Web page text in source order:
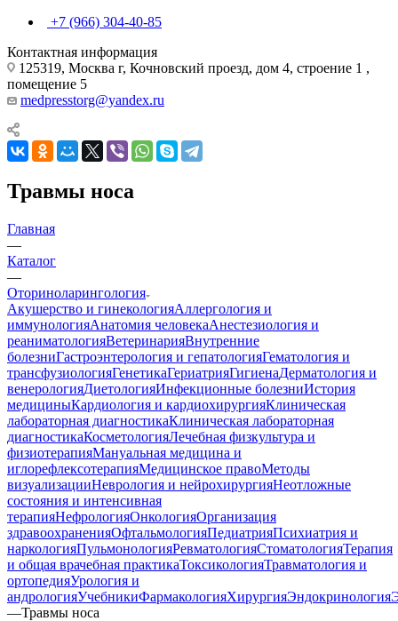
+7 (966) 304-40-85
Контактная информация
125319, Москва г, Кочновский проезд, дом 4, строение 1 ,
помещение 5
medpresstorg@yandex.ru
Травмы носа
Главная
—
Каталог
—
Оториноларингология
Акушерство и гинекологияАллергология и
иммунологияАнатомия человекаАнестезиология и
реаниматологияВетеринарияВнутренние
болезниГастроэнтерология и гепатологияГематология и
трансфузиологияГенетикаГериатрияГигиенаДерматология и
венерологияДиетологияИнфекционные болезниИстория
медициныКардиология и кардиохирургияКлиническая
лабораторная диагностикаКлиническая лабораторная
диагностикаКосметологияЛечебная физкультура и
физиотерапияМануальная медицина и
иглорефлексотерапияМедицинское правоМетоды
визуализацииНеврология и нейрохирургияНеотложные
состояния и интенсивная
терапияНефрологияОнкологияОрганизация
здравоохраненияОфтальмологияПедиатрияПсихиатрия и
наркологияПульмонологияРевматологияСтоматологияТерапия
и общая врачебная практикаТоксикологияТравматология и
ортопедияУрология и
андрологияУчебникиФармакологияХирургияЭндокринология
—Травмы носа